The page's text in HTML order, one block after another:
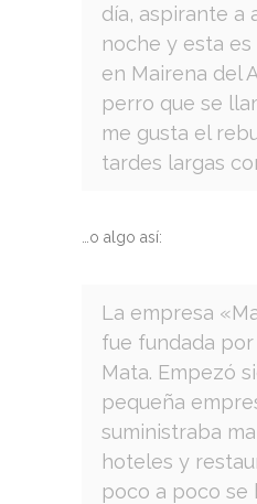
día, aspirante a
noche y esta es
en Mairena del
perro que se
me gusta el
tardes largas
…o algo así:
La empresa
fue fundada
Mata. Empezó
pequeña
suministraba
hoteles y
poco a poco se